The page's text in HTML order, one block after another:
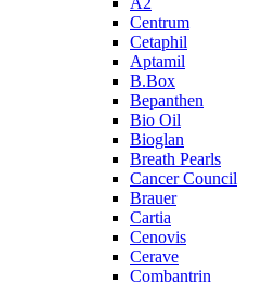
Centrum
Cetaphil
Aptamil
B.Box
Bepanthen
Bio Oil
Bioglan
Breath Pearls
Cancer Council
Brauer
Cartia
Cenovis
Cerave
Combantrin